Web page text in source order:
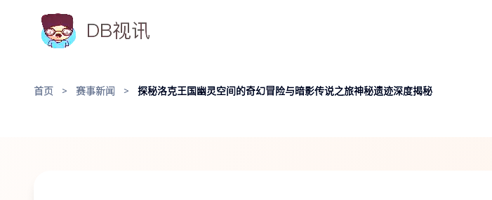
首页 > 赛事新闻 > 探秘洛克王国幽灵空间的奇幻冒险与暗影传说之旅神秘遗迹深度揭秘